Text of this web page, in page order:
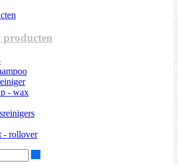
producten
- wax
- rollover